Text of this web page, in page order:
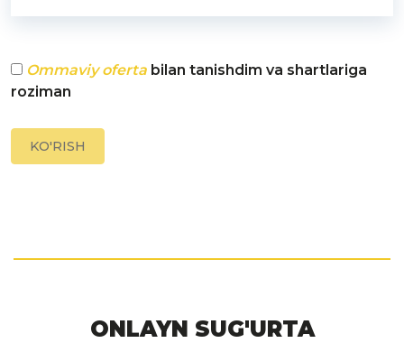
Ommaviy oferta bilan tanishdim va shartlariga
roziman
KO'RISH
ONLAYN SUG'URTA